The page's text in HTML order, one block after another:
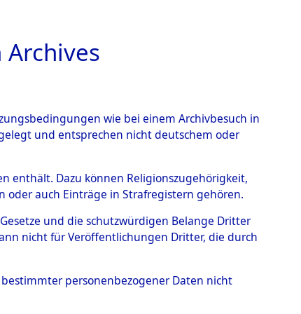
→0002
wie bei einem Archivbesuch in
und entsprechen nicht deutschem oder
enthält. Dazu können Religionszugehörigkeit,
oder auch Einträge in Strafregistern gehören.
und die schutzwürdigen Belange Dritter
nicht für Veröffentlichungen Dritter, die durch
personenbezogener Daten nicht